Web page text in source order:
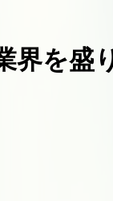
界を盛